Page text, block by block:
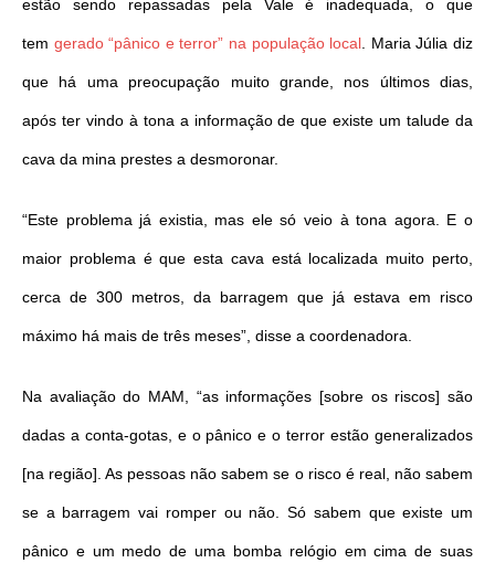
estão sendo repassadas pela Vale é inadequada, o que
tem gerado “pânico e terror” na população local . Maria Júlia diz
que há uma preocupação muito grande, nos últimos dias,
após ter vindo à tona a informação de que existe um talude da
cava da mina prestes a desmoronar.
“Este problema já existia, mas ele só veio à tona agora. E o
maior problema é que esta cava está localizada muito perto,
cerca de 300 metros, da barragem que já estava em risco
máximo há mais de três meses”, disse a coordenadora.
Na avaliação do MAM, “as informações [sobre os riscos] são
dadas a conta-gotas, e o pânico e o terror estão generalizados
[na região]. As pessoas não sabem se o risco é real, não sabem
se a barragem vai romper ou não. Só sabem que existe um
pânico e um medo de uma bomba relógio em cima de suas